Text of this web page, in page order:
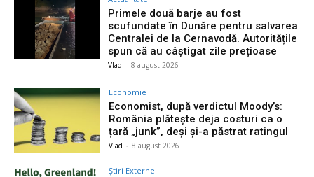
Primele două barje au fost
scufundate în Dunăre pentru salvarea
Centralei de la Cernavodă. Autoritățile
spun că au câștigat zile prețioase
Vlad - 8 august 2026
Economie
Economist, după verdictul Moody’s:
România plătește deja costuri ca o
țară „junk”, deși și-a păstrat ratingul
Vlad - 8 august 2026
Știri Externe